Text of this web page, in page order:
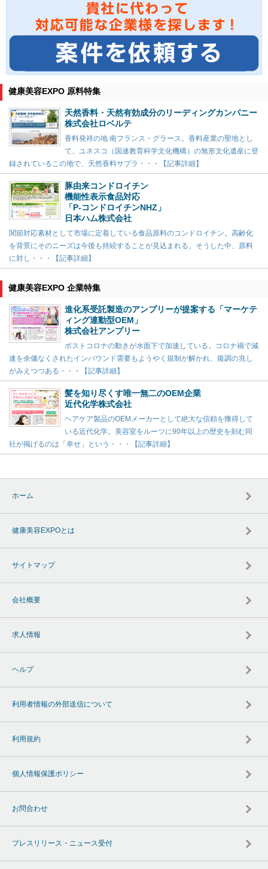
健康美容EXPO 原料特集
天然香料・天然有効成分のリーディングカンパニー
株式会社ロベルテ
香料発祥の地 南フランス・グラース。香料産業の聖地とし
て、ユネスコ（国連教育科学文化機構）の無形文化遺産に登
録されているこの地で、天然香料サプラ・・・【記事詳細】
豚由来コンドロイチン
機能性表示食品対応
「P-コンドロイチンNHZ」
日本ハム株式会社
関節対応素材として市場に定着している食品原料のコンドロイチン。高齢化
を背景にそのニーズは今後も持続することが見込まれる。そうした中、原料
に対し・・・【記事詳細】
健康美容EXPO 企業特集
進化系受託製造のアンプリーが提案する「マーケテ
ィング連動型OEM」
株式会社アンプリー
ポストコロナの動きが水面下で加速している。コロナ禍で減
速を余儀なくされたインバウンド需要もようやく規制が解かれ、復調の兆し
がみえつつある・・・【記事詳細】
髪を知り尽くす唯一無二のOEM企業
近代化学株式会社
ヘアケア製品のOEMメーカーとして絶大な信頼を獲得して
いる近代化学。美容室をルーツに90年以上の歴史を刻む同
社が掲げるのは「幸せ」という・・・【記事詳細】
ホーム
健康美容EXPOとは
サイトマップ
会社概要
求人情報
ヘルプ
利用者情報の外部送信について
利用規約
個人情報保護ポリシー
お問合わせ
プレスリリース・ニュース受付